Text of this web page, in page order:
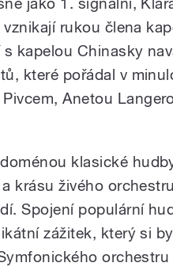
rukou člena
kapelou Chinasky
které pořádal v
Anetou
klasické
krásu živého
Spojení populární
zážitek, který si